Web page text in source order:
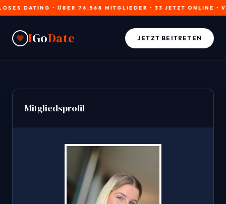
DATING • ÜBER 76,568 MITGLIEDER • 33 JETZT ONLINE •
IGoDate JETZT BEITRETEN
Mitgliedsprofil